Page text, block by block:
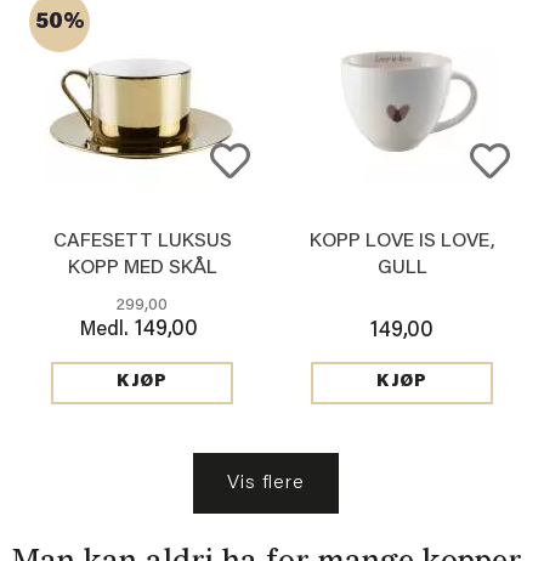
50%
CAFESETT LUKSUS
KOPP MED SKÅL
299,00
Medl. 149,00
KJØP
KOPP LOVE IS LOVE,
GULL
149,00
KJØP
Vis flere